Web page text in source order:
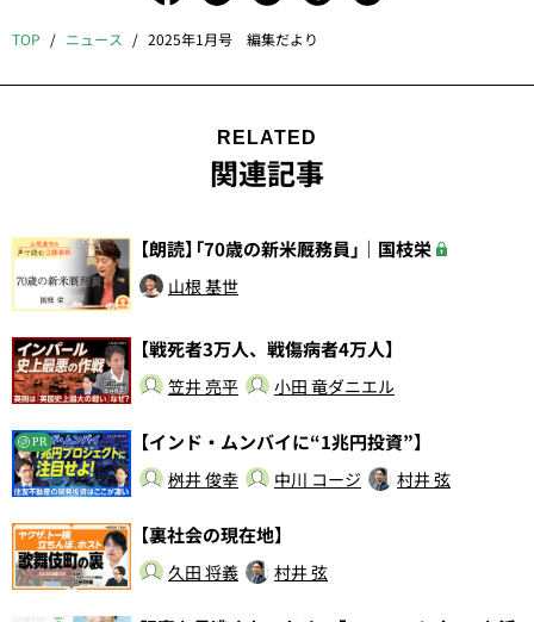
TOP ニュース 2025年1月号 編集だより
RELATED
関連記事
【朗読】「70歳の新米厩務員」｜国枝栄
山根 基世
【戦死者3万人、戦傷病者4万人】
笠井 亮平 小田 竜ダニエル
PR 【インド・ムンバイに“1兆円投資”】
桝井 俊幸 中川 コージ 村井 弦
【裏社会の現在地】
久田 将義 村井 弦